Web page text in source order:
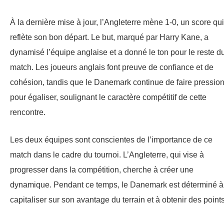
À la dernière mise à jour, l’Angleterre mène 1-0, un score qui
reflète son bon départ. Le but, marqué par Harry Kane, a
dynamisé l’équipe anglaise et a donné le ton pour le reste
match. Les joueurs anglais font preuve de confiance et de
cohésion, tandis que le Danemark continue de faire pression
pour égaliser, soulignant le caractère compétitif de cette
rencontre.
Les deux équipes sont conscientes de l’importance de ce
match dans le cadre du tournoi. L’Angleterre, qui vise à
progresser dans la compétition, cherche à créer une
dynamique. Pendant ce temps, le Danemark est déterminé à
capitaliser sur son avantage du terrain et à obtenir des